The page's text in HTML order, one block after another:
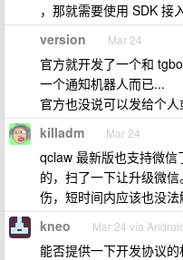
，那就需要使用 SDK 接
version Mar 24
官方就开发了一个和
一个通知机器人而已...
官方也没说可以发给个
killadm Mar 24
qclaw 最新版也支持微
的，扫了一下让升级微
伤，短时间内应该也没法
kneo Mar 24 via
能否提供一下开发协议